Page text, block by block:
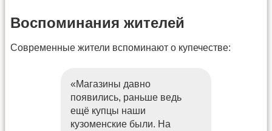
Воспоминания жителей
Современные жители вспоминают о купечестве:
«Магазины давно
появились, раньше ведь
ещё купцы наши
кузоменские были. На